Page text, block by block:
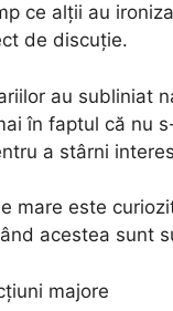
ce alții au
de discuție.
au subliniat
în faptul că nu
a stârni
mare este
acestea sunt
majore